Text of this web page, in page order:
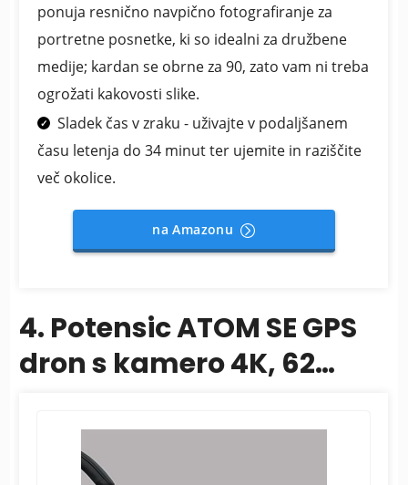
ponuja resnično navpično fotografiranje za
portretne posnetke, ki so idealni za družbene
medije; kardan se obrne za 90, zato vam ni treba
ogrožati kakovosti slike.
Sladek čas v zraku - uživajte v podaljšanem
času letenja do 34 minut ter ujemite in raziščite
več okolice.
na Amazonu
4. Potensic ATOM SE GPS
dron s kamero 4K, 62
4KM...